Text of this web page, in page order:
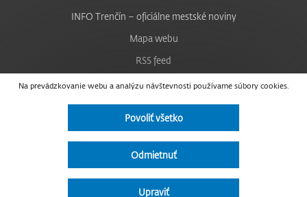
Na prevádzkovanie webu a analýzu návštevnosti používame súbory cookies.
Povoliť všetko
Odmietnuť
Upraviť
INFO Trenčín – oficiálne mestské noviny
Mapa webu
RSS feed
Nastavenie cookies
Facebook
Instagram
Vyhlásenie o prístupnosti